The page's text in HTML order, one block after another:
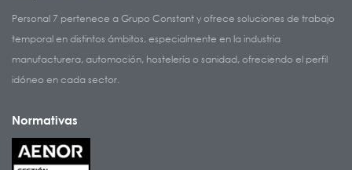
Personal 7 pertenece a Grupo Constant y ofrece soluciones de trabajo
temporal en distintos ámbitos, especialmente en la industria
manufacturera, automoción, hostelería o sanidad, ofreciendo el perfil
idóneo en cada sector.
Normativas